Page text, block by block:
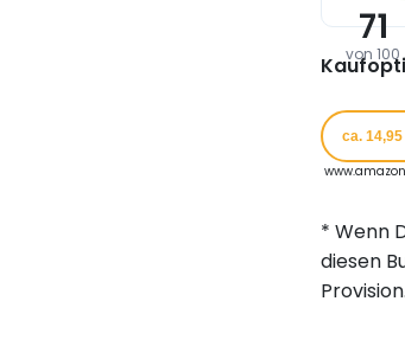
71
von 100
ca. 14,95
* Wenn
diesen